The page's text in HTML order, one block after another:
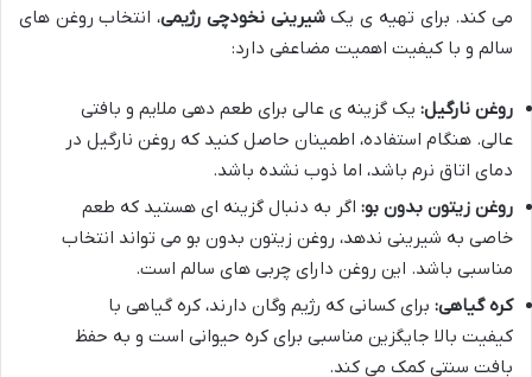
می کند. برای تهیه ی یکشیرینی نخودچی رژیمی، انتخاب روغن های
سالم و با کیفیت اهمیت مضاعفی دارد:
روغن نارگیل: یک گزینه ی عالی برای طعم دهی ملایم و بافتی
عالی. هنگام استفاده، اطمینان حاصل کنید که روغن نارگیل در
دمای اتاق نرم باشد، اما ذوب نشده باشد.
روغن زیتون بدون بو: اگر به دنبال گزینه ای هستید که طعم
خاصی به شیرینی ندهد، روغن زیتون بدون بو می تواند انتخاب
مناسبی باشد. این روغن دارای چربی های سالم است.
کره گیاهی: برای کسانی که رژیم وگان دارند، کره گیاهی با
کیفیت بالا جایگزین مناسبی برای کره حیوانی است و به حفظ
بافت سنتی کمک می کند.